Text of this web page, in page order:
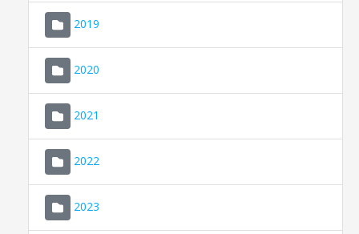
2019
2020
2021
2022
2023